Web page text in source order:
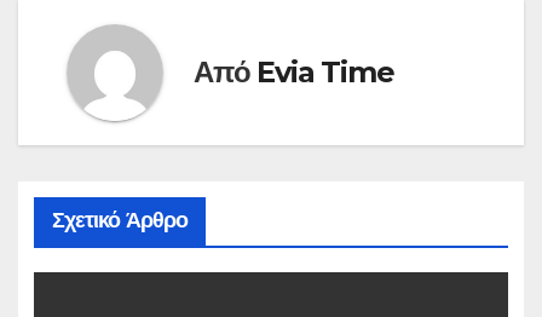
Από Evia Time
Σχετικό Άρθρο